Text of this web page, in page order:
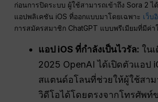
ก่อนการปิดระบบ ผู้ใช้สามารถเข้าถึง Sora 2 ไ
แอปพลิเคชัน iOS ที่ออกแบบมาโดยเฉพาะ เว็บ
การสมัครสมาชิก ChatGPT แบบพรีเมียมที่มีค่า
แอป iOS ที่กำลังเป็นไวรัล: ใน
2025 OpenAI ได้เปิดตัวแอป
สแตนด์อโลนที่ช่วยให้ผู้ใช้สาม
วิดีโอได้โดยตรงจากโทรศัพท์